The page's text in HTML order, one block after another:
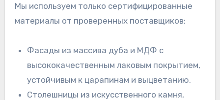
Мы используем только сертифицированные
материалы от проверенных поставщиков:
Фасады из массива дуба и МДФ с
высококачественным лаковым покрытием,
устойчивым к царапинам и выцветанию.
Столешницы из искусственного камня,